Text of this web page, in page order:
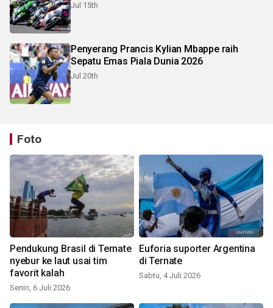
Jul 15th
Penyerang Prancis Kylian Mbappe raih
Sepatu Emas Piala Dunia 2026
Jul 20th
Foto
Pendukung Brasil di Ternate
nyebur ke laut usai tim
favorit kalah
Senin, 6 Juli 2026
Euforia suporter Argentina
di Ternate
Sabtu, 4 Juli 2026